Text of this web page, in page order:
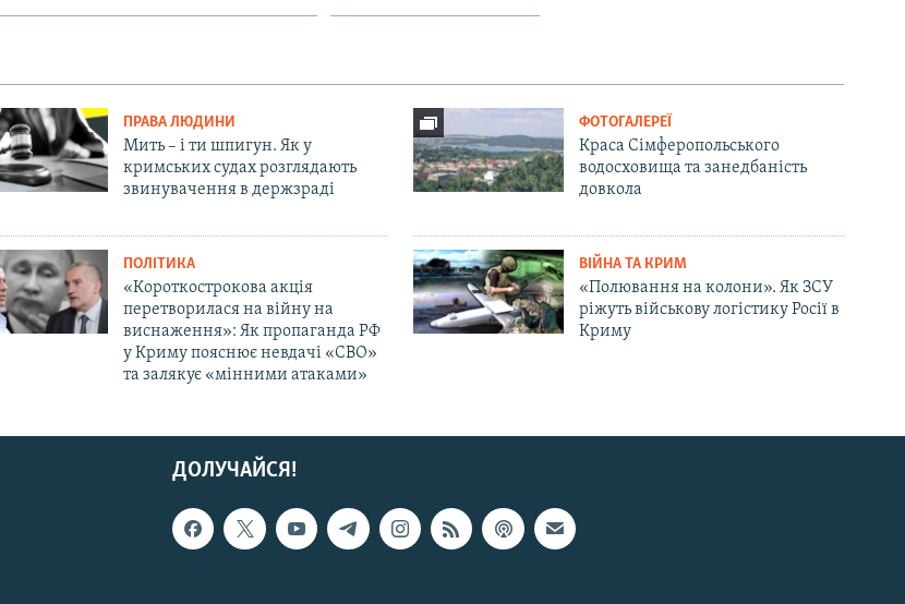
ПРАВА ЛЮДИНИ
Мить – і ти шпигун. Як у
кримських судах розглядають
звинувачення в держзраді
ФОТОГАЛЕРЕЇ
Краса Сімферопольського
водосховища та занедбаність
довкола
ПОЛІТИКА
«Короткострокова акція
перетворилася на війну на
виснаження»: Як пропаганда РФ
у Криму пояснює невдачі «СВО»
та залякує «мінними атаками»
ВІЙНА ТА КРИМ
«Полювання на колони». Як ЗСУ
ріжуть військову логістику Росії в
Криму
ДОЛУЧАЙСЯ!